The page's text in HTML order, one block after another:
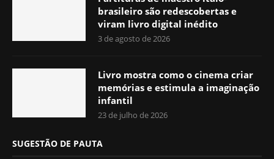
brasileiro são redescobertas e
viram livro digital inédito
3 de agosto de 2026
Livro mostra como o cinema criar
memórias e estimula a imaginação
infantil
23 de julho de 2026
SUGESTÃO DE PAUTA